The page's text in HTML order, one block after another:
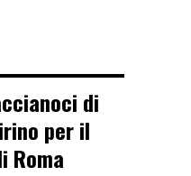
di
per il
Roma